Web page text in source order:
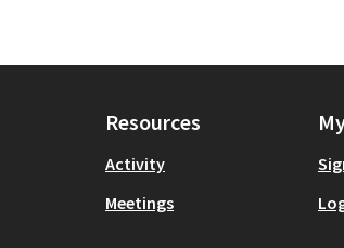
Resources
Activity
Meetings